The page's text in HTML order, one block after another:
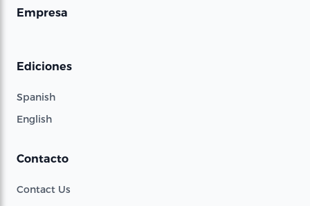
Empresa
Ediciones
Spanish
English
Contacto
Contact Us